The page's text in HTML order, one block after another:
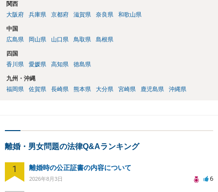
関西
大阪府
兵庫県 京都府 滋賀県 奈良県 和歌山県
中国
広島県
岡山県 山口県 鳥取県 島根県
四国
香川県
愛媛県 高知県 徳島県
九州・沖縄
福岡県
佐賀県 長崎県 熊本県 大分県 宮崎県 鹿児島県 沖縄県
離婚・男女問題の法律Q&Aランキング
1 離婚時の公正証書の内容について
2026年8月3日 6